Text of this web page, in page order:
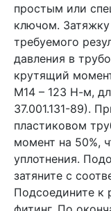
простым или
ключом.
требуемого
давления в
крутящий
М14 – 123 Н-м,
37.001.131-89).
пластиковом
момент на 50%,
уплотнения.
затяните с
Подсоедините к